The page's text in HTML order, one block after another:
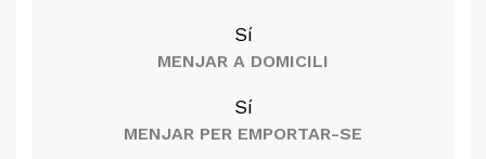
Sí
MENJAR A DOMICILI
Sí
MENJAR PER EMPORTAR-SE